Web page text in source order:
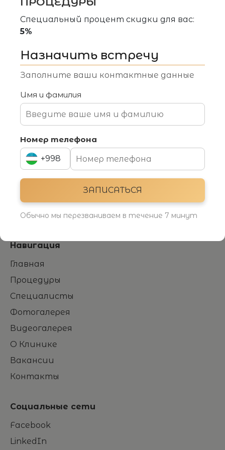
эффективные привычки
Адрес
город Новза, Золотой Центр, 3-й и 4-й этажи
Электронная почта
uz@asthehtiklab.com
Номер телефона
ЗАПИСАТЬСЯ
Навигация
Главная
Процедуры
Специалисты
Фотогалерея
Видеогалерея
О Клинике
Вакансии
Контакты
Социальные сети
Facebook
LinkedIn
Специальный процент скидки для вас:
5%
Назначить встречу
Заполните ваши контактные данные
Имя и фамилия
Номер телефона
+998
+994
ЗАПИСАТЬСЯ
Обычно мы перезваниваем в течение 7 минут